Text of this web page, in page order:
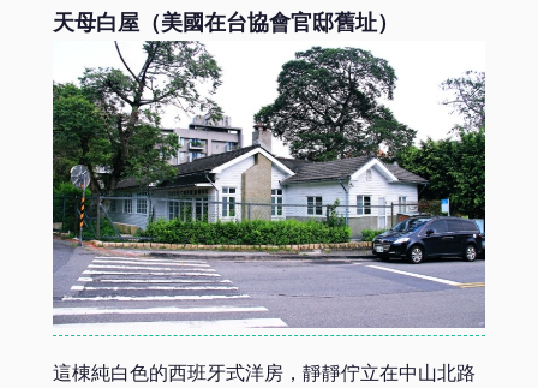
天母白屋（美國在台協會官邸舊址）
這棟純白色的西班牙式洋房，靜靜佇立在中山北路